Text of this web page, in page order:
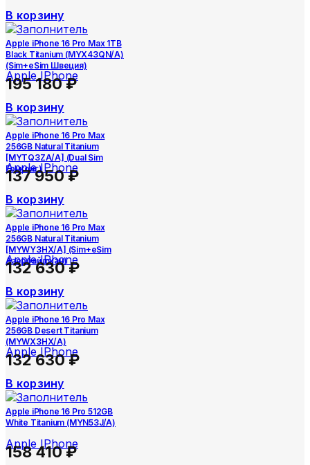
В корзину
Apple iPhone 16 Pro Max 1TB
Black Titanium (MYX43QN/A)
(Sim+eSim Швеция)
Apple IPhone
195 180₽
В корзину
Apple iPhone 16 Pro Max
256GB Natural Titanium
[MYTQ3ZA/A] (Dual Sim
Гонконг)
Apple IPhone
137 950₽
В корзину
Apple iPhone 16 Pro Max
256GB Natural Titanium
[MYWY3HX/A] (Sim+eSim
Азербайджан)
Apple IPhone
132 630₽
В корзину
Apple iPhone 16 Pro Max
256GB Desert Titanium
(MYWX3HX/A)
Apple IPhone
132 630₽
В корзину
Apple iPhone 16 Pro 512GB
White Titanium (MYN53J/A)
Apple IPhone
158 410₽